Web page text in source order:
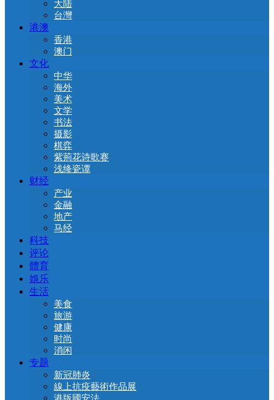
大陆
台灣
港澳
香港
澳门
文化
中华
海外
美术
文学
书法
摄影
棋弈
紫荊花诗歌赛
浅绛瓷谭
财经
产业
金融
地产
马经
科技
评论
體育
娛乐
生活
美食
旅游
健康
时尚
消闲
专题
新冠肺炎
線上抗疫藝術作品展